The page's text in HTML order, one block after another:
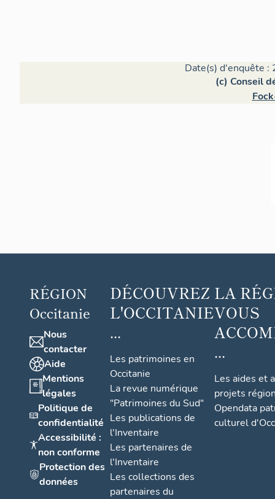
Date(s) d'enquête :
(c) Conseil
RÉGION
Occitanie
Nous
contacter
Aide
Mentions
légales
Politique de
confidentialité
Accessibilité :
non conforme
Protection des
données
DÉCOUVREZ
L'OCCITANIE
...
Les patrimoines en
Occitanie
La revue numérique
"Patrimoines du Sud"
Les publications de
l'Inventaire
Les partenaires de
l'Inventaire
Les collections des
partenaires du
LA
VOUS
...
Les aides et
projets
Opendata
culturel